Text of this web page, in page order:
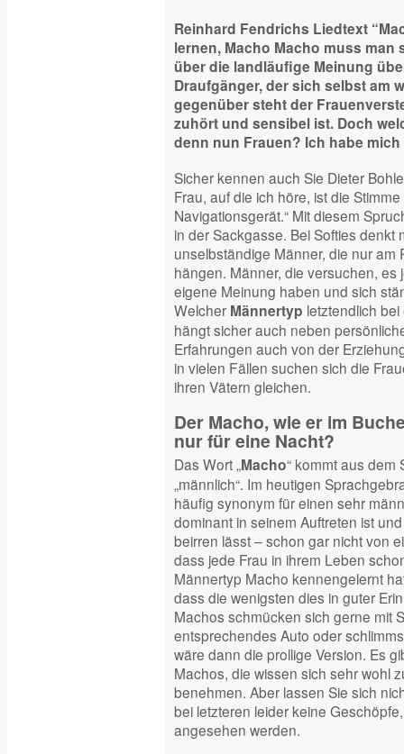
Reinhard Fendrichs Liedtext
lernen, Macho Macho muss man
über die landläufige Meinung
Draufgänger, der sich selbst am
gegenüber steht der
zuhört und sensibel ist. Doch
denn nun Frauen? Ich habe
Sicher kennen auch Sie Dieter
Frau, auf die ich höre, ist die
Navigationsgerät.“ Mit diesem
in der Sackgasse. Bei Softies denkt
unselbständige Männer, die nur am
hängen. Männer, die versuchen,
eigene Meinung haben und sich
Welcher Männertyp letztendlich
hängt sicher auch neben
Erfahrungen auch von der
in vielen Fällen suchen sich die
ihren Vätern gleichen.
Der Macho, wie er im
nur für eine Nacht?
Das Wort „Macho“ kommt aus
„männlich“. Im heutigen
häufig synonym für einen sehr
dominant in seinem Auftreten ist
beirren lässt – schon gar nicht von
dass jede Frau in ihrem Leben
Männertyp Macho kennengelernt
dass die wenigsten dies in guter
Machos schmücken sich gerne mit
entsprechendes Auto oder
wäre dann die prollige Version. Es
Machos, die wissen sich sehr wohl
benehmen. Aber lassen Sie sich
bei letzteren leider keine
angesehen werden.